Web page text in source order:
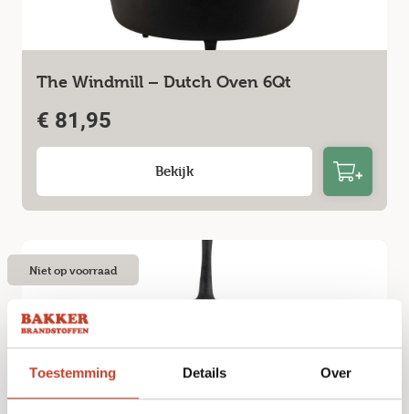
Toestemming Details Over
The Windmill – Dutch Oven 6Qt
€ 81,95
Bekijk
Niet op voorraad